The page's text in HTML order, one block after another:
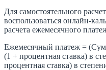
Для самостоятельного
воспользоваться онлайн-
расчета ежемесячного
Ежемесячный платеж =
(1 + процентная ставка) в
процентная ставка) в